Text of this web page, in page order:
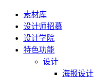
素材库
设计师招募
设计学院
特色功能
设计
海报设计